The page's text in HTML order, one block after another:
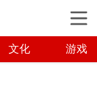
文化 游戏